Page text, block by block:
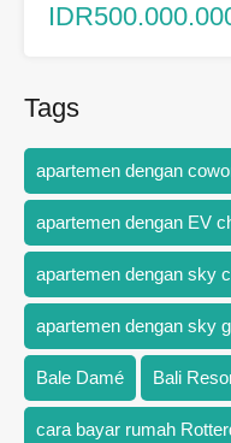
Tags
apartemen dengan
apartemen dengan EV
apartemen dengan sky
apartemen dengan sky
Bale Damé Bali
cara bayar rumah